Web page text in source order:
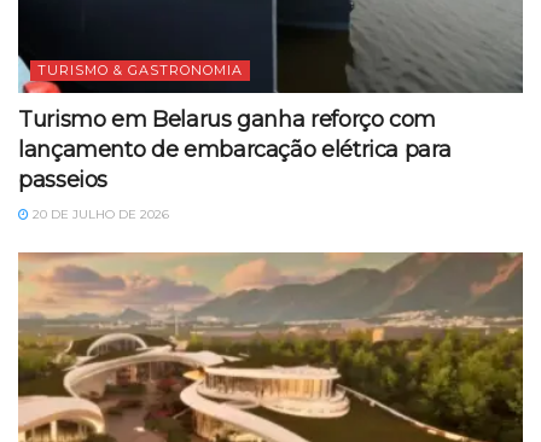
TURISMO & GASTRONOMIA
Turismo em Belarus ganha reforço com
lançamento de embarcação elétrica para
passeios
20 DE JULHO DE 2026